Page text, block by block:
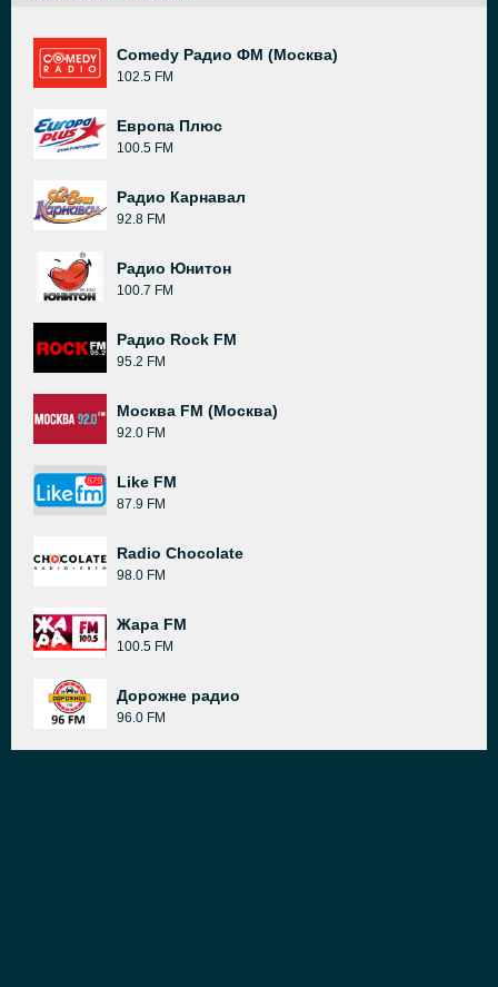
Comedy Радио ФМ (Москва)
102.5 FM
Европа Плюс
100.5 FM
Радио Карнавал
92.8 FM
Радио Юнитон
100.7 FM
Радио Rock FM
95.2 FM
Москва FM (Москва)
92.0 FM
Like FM
87.9 FM
Radio Chocolate
98.0 FM
Жара FM
100.5 FM
Дорожне радио
96.0 FM